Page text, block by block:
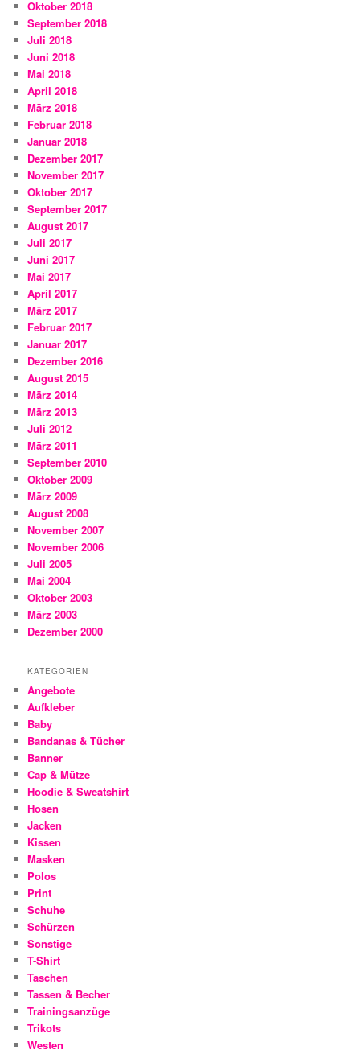
Oktober 2018
September 2018
Juli 2018
Juni 2018
Mai 2018
April 2018
März 2018
Februar 2018
Januar 2018
Dezember 2017
November 2017
Oktober 2017
September 2017
August 2017
Juli 2017
Juni 2017
Mai 2017
April 2017
März 2017
Februar 2017
Januar 2017
Dezember 2016
August 2015
März 2014
März 2013
Juli 2012
März 2011
September 2010
Oktober 2009
März 2009
August 2008
November 2007
November 2006
Juli 2005
Mai 2004
Oktober 2003
März 2003
Dezember 2000
KATEGORIEN
Angebote
Aufkleber
Baby
Bandanas & Tücher
Banner
Cap & Mütze
Hoodie & Sweatshirt
Hosen
Jacken
Kissen
Masken
Polos
Print
Schuhe
Schürzen
Sonstige
T-Shirt
Taschen
Tassen & Becher
Trainingsanzüge
Trikots
Westen